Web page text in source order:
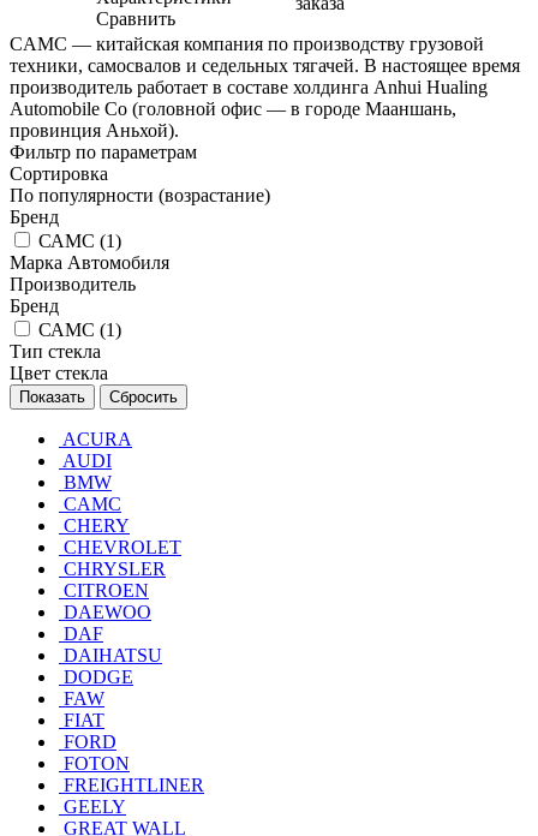
Сравнить
CAMC — китайская компания по производству грузовой
техники, самосвалов и седельных тягачей. В настоящее время
производитель работает в составе холдинга Anhui Hualing
Automobile Co (головной офис — в городе Мааншань,
провинция Аньхой).
Фильтр по параметрам
Сортировка
По популярности (возрастание)
Бренд
САМС (1)
Марка Автомобиля
Производитель
Бренд
САМС (1)
Тип стекла
Цвет стекла
Сбросить
ACURA
AUDI
BMW
CAMC
CHERY
CHEVROLET
CHRYSLER
CITROEN
DAEWOO
DAF
DAIHATSU
DODGE
FAW
FIAT
FORD
FOTON
FREIGHTLINER
GEELY
GREAT WALL